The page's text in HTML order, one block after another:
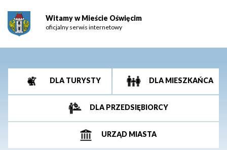
Witamy w Mieście Oświęcim
oficjalny serwis internetowy
DLA TURYSTY DLA MIESZKAŃCA
DLA PRZEDSIĘBIORCY
URZĄD MIASTA